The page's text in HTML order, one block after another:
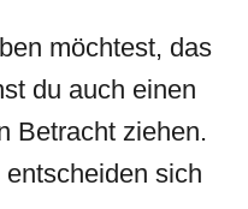
möchtest, das
du auch einen
Betracht ziehen.
sich